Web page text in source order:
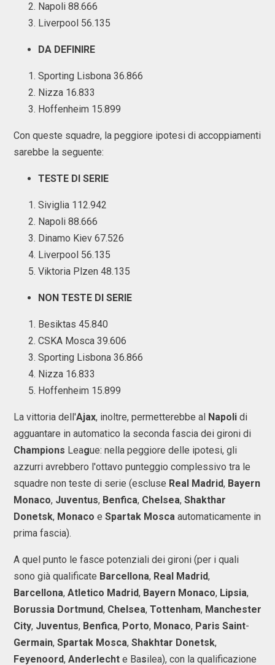
Napoli 88.666
Liverpool 56.135
DA DEFINIRE
Sporting Lisbona 36.866
Nizza 16.833
Hoffenheim 15.899
Con queste squadre, la peggiore ipotesi di accoppiamenti
sarebbe la seguente:
TESTE DI SERIE
Siviglia 112.942
Napoli 88.666
Dinamo Kiev 67.526
Liverpool 56.135
Viktoria Plzen 48.135
NON TESTE DI SERIE
Besiktas 45.840
CSKA Mosca 39.606
Sporting Lisbona 36.866
Nizza 16.833
Hoffenheim 15.899
La vittoria dell'Ajax, inoltre, permetterebbe al Napoli di
agguantare in automatico la seconda fascia dei gironi di
Champions League: nella peggiore delle ipotesi, gli
azzurri avrebbero l'ottavo punteggio complessivo tra le
squadre non teste di serie (escluse Real Madrid, Bayern
Monaco, Juventus, Benfica, Chelsea, Shakthar
Donetsk, Monaco e Spartak Mosca automaticamente in
prima fascia).
A quel punto le fasce potenziali dei gironi (per i quali
sono già qualificate Barcellona, Real Madrid,
Barcellona, Atletico Madrid, Bayern Monaco, Lipsia,
Borussia Dortmund, Chelsea, Tottenham, Manchester
City, Juventus, Benfica, Porto, Monaco, Paris Saint-
Germain, Spartak Mosca, Shakhtar Donetsk,
Feyenoord, Anderlecht e Basilea), con la qualificazione